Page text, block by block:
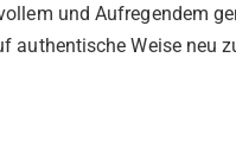
und Aufregendem
authentische Weise neu